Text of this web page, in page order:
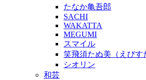
たなか亀吾郎
SACHI
WAKATTA
MEGUMI
スマイル
笑飛須たぬ美（えびす
シオリン
和芸